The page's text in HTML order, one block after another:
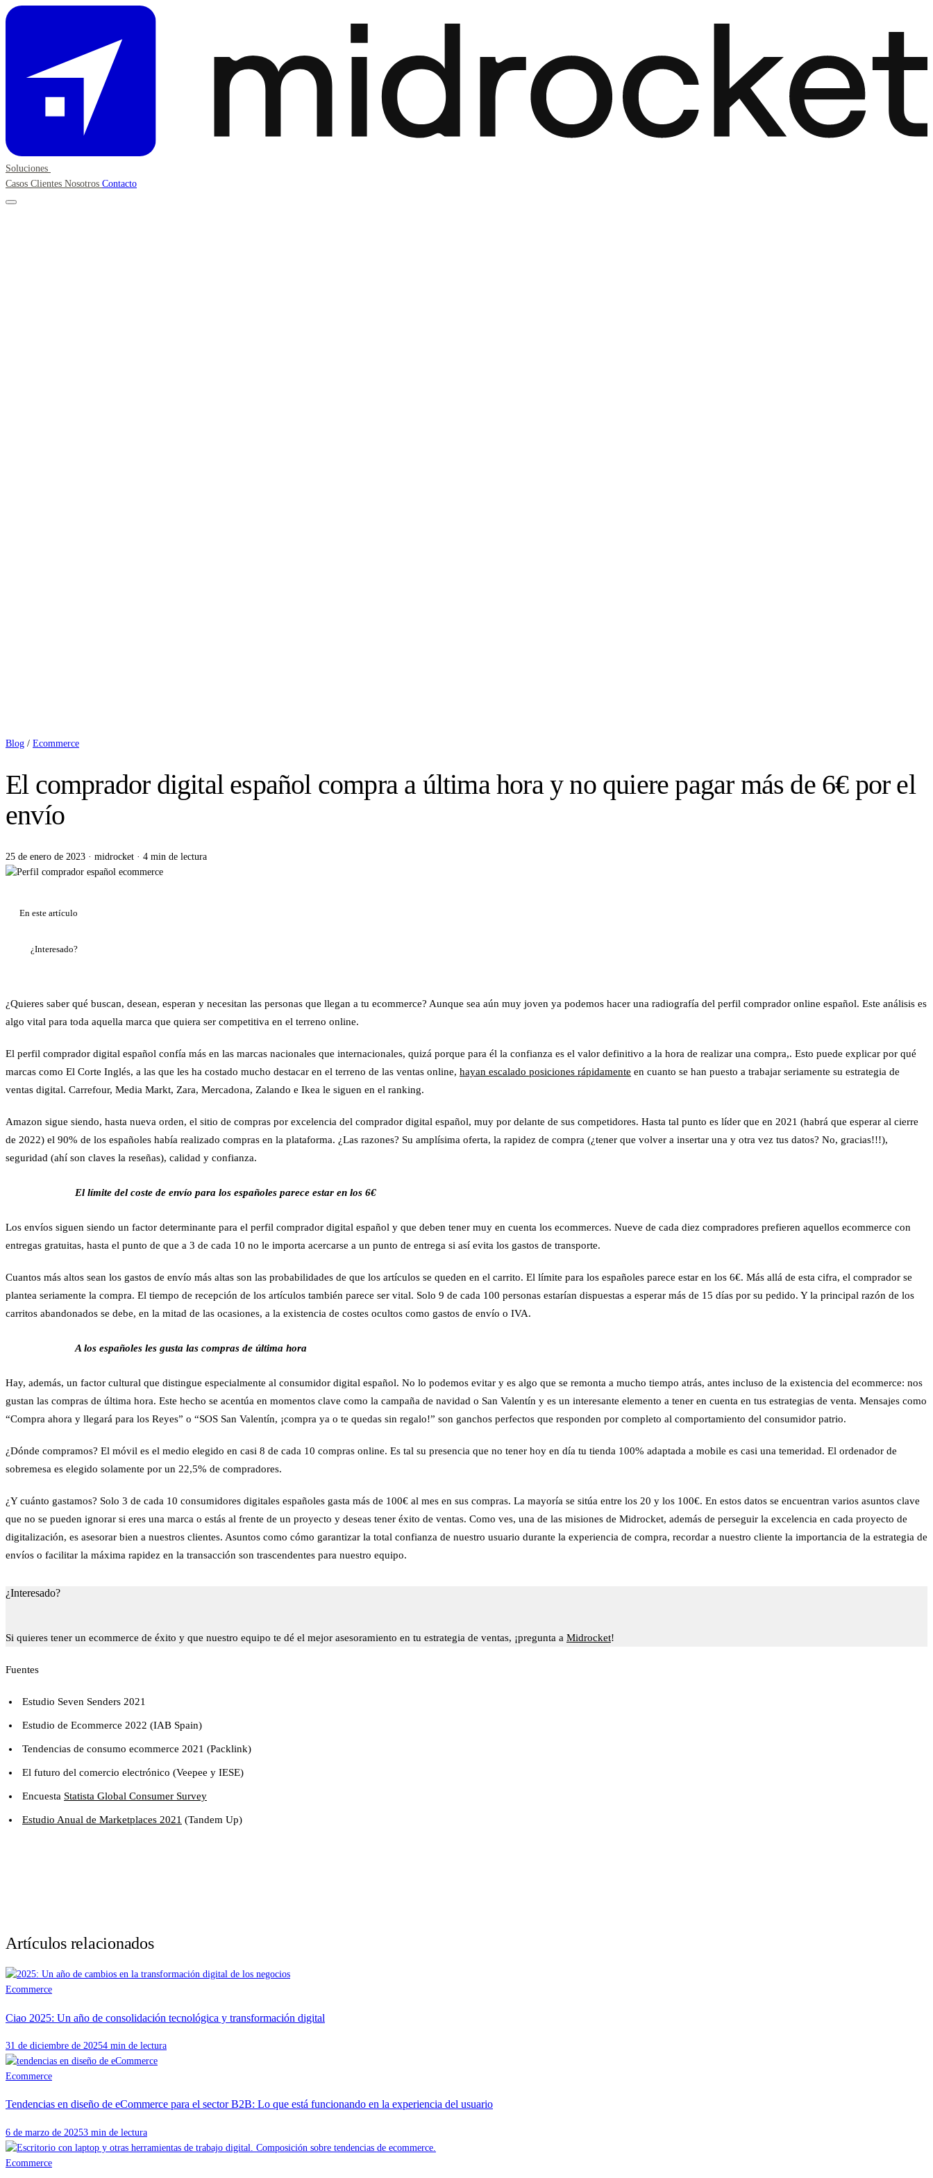
Soluciones
Casos Clientes Nosotros Contacto
Blog / Ecommerce
El comprador digital español compra a última hora y no quiere pagar más de 6€ por el
envío
25 de enero de 2023 · midrocket · 4 min de lectura
En este artículo
¿Interesado?
¿Quieres saber qué buscan, desean, esperan y necesitan las personas que llegan a tu ecommerce? Aunque sea aún muy joven ya podemos hacer una radiografía del perfil comprador online español. Este análisis es
algo vital para toda aquella marca que quiera ser competitiva en el terreno online.
El perfil comprador digital español confía más en las marcas nacionales que internacionales, quizá porque para él la confianza es el valor definitivo a la hora de realizar una compra,. Esto puede explicar por qué
marcas como El Corte Inglés, a las que les ha costado mucho destacar en el terreno de las ventas online, hayan escalado posiciones rápidamente en cuanto se han puesto a trabajar seriamente su estrategia de
ventas digital. Carrefour, Media Markt, Zara, Mercadona, Zalando e Ikea le siguen en el ranking.
Amazon sigue siendo, hasta nueva orden, el sitio de compras por excelencia del comprador digital español, muy por delante de sus competidores. Hasta tal punto es líder que en 2021 (habrá que esperar al cierre
de 2022) el 90% de los españoles había realizado compras en la plataforma. ¿Las razones? Su amplísima oferta, la rapidez de compra (¿tener que volver a insertar una y otra vez tus datos? No, gracias!!!),
seguridad (ahí son claves la reseñas), calidad y confianza.
El límite del coste de envío para los españoles parece estar en los 6€
Los envíos siguen siendo un factor determinante para el perfil comprador digital español y que deben tener muy en cuenta los ecommerces. Nueve de cada diez compradores prefieren aquellos ecommerce con
entregas gratuitas, hasta el punto de que a 3 de cada 10 no le importa acercarse a un punto de entrega si así evita los gastos de transporte.
Cuantos más altos sean los gastos de envío más altas son las probabilidades de que los artículos se queden en el carrito. El límite para los españoles parece estar en los 6€. Más allá de esta cifra, el comprador se
plantea seriamente la compra. El tiempo de recepción de los artículos también parece ser vital. Solo 9 de cada 100 personas estarían dispuestas a esperar más de 15 días por su pedido. Y la principal razón de los
carritos abandonados se debe, en la mitad de las ocasiones, a la existencia de costes ocultos como gastos de envío o IVA.
A los españoles les gusta las compras de última hora
Hay, además, un factor cultural que distingue especialmente al consumidor digital español. No lo podemos evitar y es algo que se remonta a mucho tiempo atrás, antes incluso de la existencia del ecommerce: nos
gustan las compras de última hora. Este hecho se acentúa en momentos clave como la campaña de navidad o San Valentín y es un interesante elemento a tener en cuenta en tus estrategias de venta. Mensajes como
“Compra ahora y llegará para los Reyes” o “SOS San Valentín, ¡compra ya o te quedas sin regalo!” son ganchos perfectos que responden por completo al comportamiento del consumidor patrio.
¿Dónde compramos? El móvil es el medio elegido en casi 8 de cada 10 compras online. Es tal su presencia que no tener hoy en día tu tienda 100% adaptada a mobile es casi una temeridad. El ordenador de
sobremesa es elegido solamente por un 22,5% de compradores.
¿Y cuánto gastamos? Solo 3 de cada 10 consumidores digitales españoles gasta más de 100€ al mes en sus compras. La mayoría se sitúa entre los 20 y los 100€. En estos datos se encuentran varios asuntos clave
que no se pueden ignorar si eres una marca o estás al frente de un proyecto y deseas tener éxito de ventas. Como ves, una de las misiones de Midrocket, además de perseguir la excelencia en cada proyecto de
digitalización, es asesorar bien a nuestros clientes. Asuntos como cómo garantizar la total confianza de nuestro usuario durante la experiencia de compra, recordar a nuestro cliente la importancia de la estrategia de
envíos o facilitar la máxima rapidez en la transacción son trascendentes para nuestro equipo.
¿Interesado?
Si quieres tener un ecommerce de éxito y que nuestro equipo te dé el mejor asesoramiento en tu estrategia de ventas, ¡pregunta a Midrocket!
Fuentes
Estudio Seven Senders 2021
Estudio de Ecommerce 2022 (IAB Spain)
Tendencias de consumo ecommerce 2021 (Packlink)
El futuro del comercio electrónico (Veepee y IESE)
Encuesta Statista Global Consumer Survey
Estudio Anual de Marketplaces 2021 (Tandem Up)
Artículos relacionados
Ecommerce
Ciao 2025: Un año de consolidación tecnológica y transformación digital
31 de diciembre de 20254 min de lectura
Ecommerce
Tendencias en diseño de eCommerce para el sector B2B: Lo que está funcionando en la experiencia del usuario
6 de marzo de 20253 min de lectura
Ecommerce